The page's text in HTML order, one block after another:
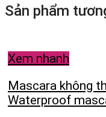
Sản phẩm
Xem nhanh
Mascara không
Waterproof